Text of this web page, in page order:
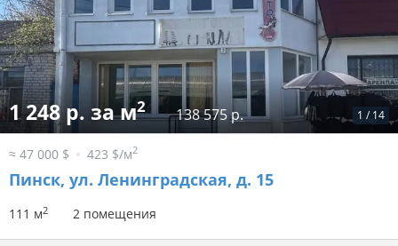
1 / 14
1 248 р. за м2 138 575 р.
≈ 47 000 $ 423 $/м2
Пинск, ул. Ленинградская, д. 15
111 м2 2 помещения